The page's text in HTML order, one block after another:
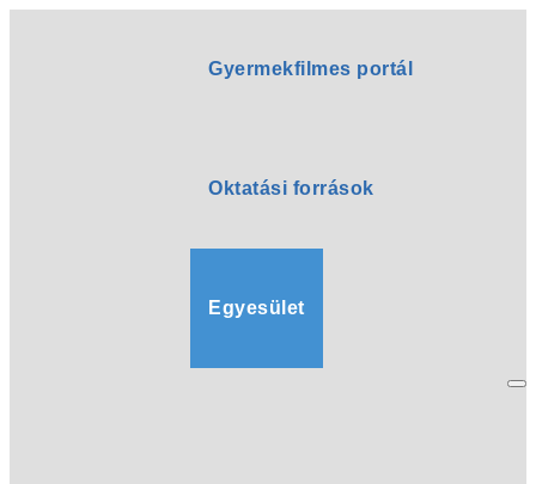
Gyermekfilmes portál
Oktatási források
Egyesület